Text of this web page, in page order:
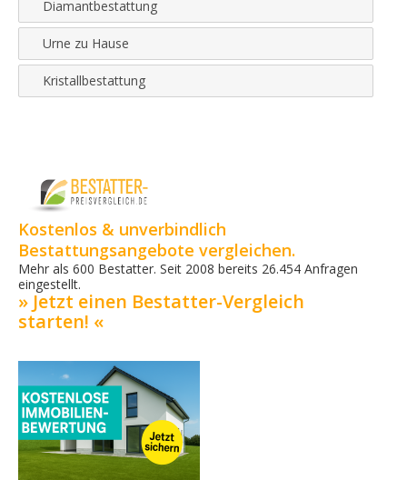
Diamantbestattung
Urne zu Hause
Kristallbestattung
Kostenlos & unverbindlich
Bestattungsangebote vergleichen.
Mehr als 600 Bestatter. Seit 2008 bereits 26.454 Anfragen
eingestellt.
» Jetzt einen Bestatter-Vergleich
starten! «